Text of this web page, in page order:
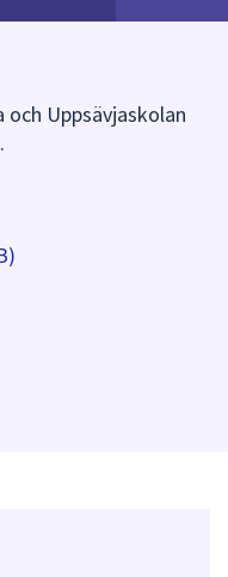
Uppsävjaskolan